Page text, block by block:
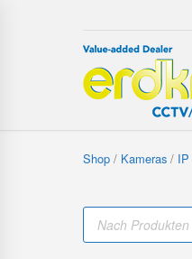
Shop / Kameras / IP
P
o